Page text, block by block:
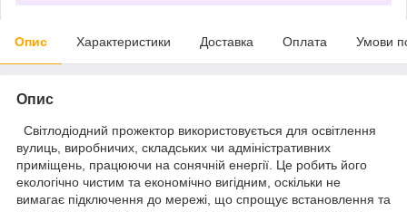
Опис Характеристики Доставка Оплата Умови
Опис
Світлодіодний прожектор використовується для освітлення
вулиць, виробничих, складських чи адміністративних
приміщень, працюючи на сонячній енергії. Це робить його
екологічно чистим та економічно вигідним, оскільки не
вимагає підключення до мережі, що спрощує встановлення та